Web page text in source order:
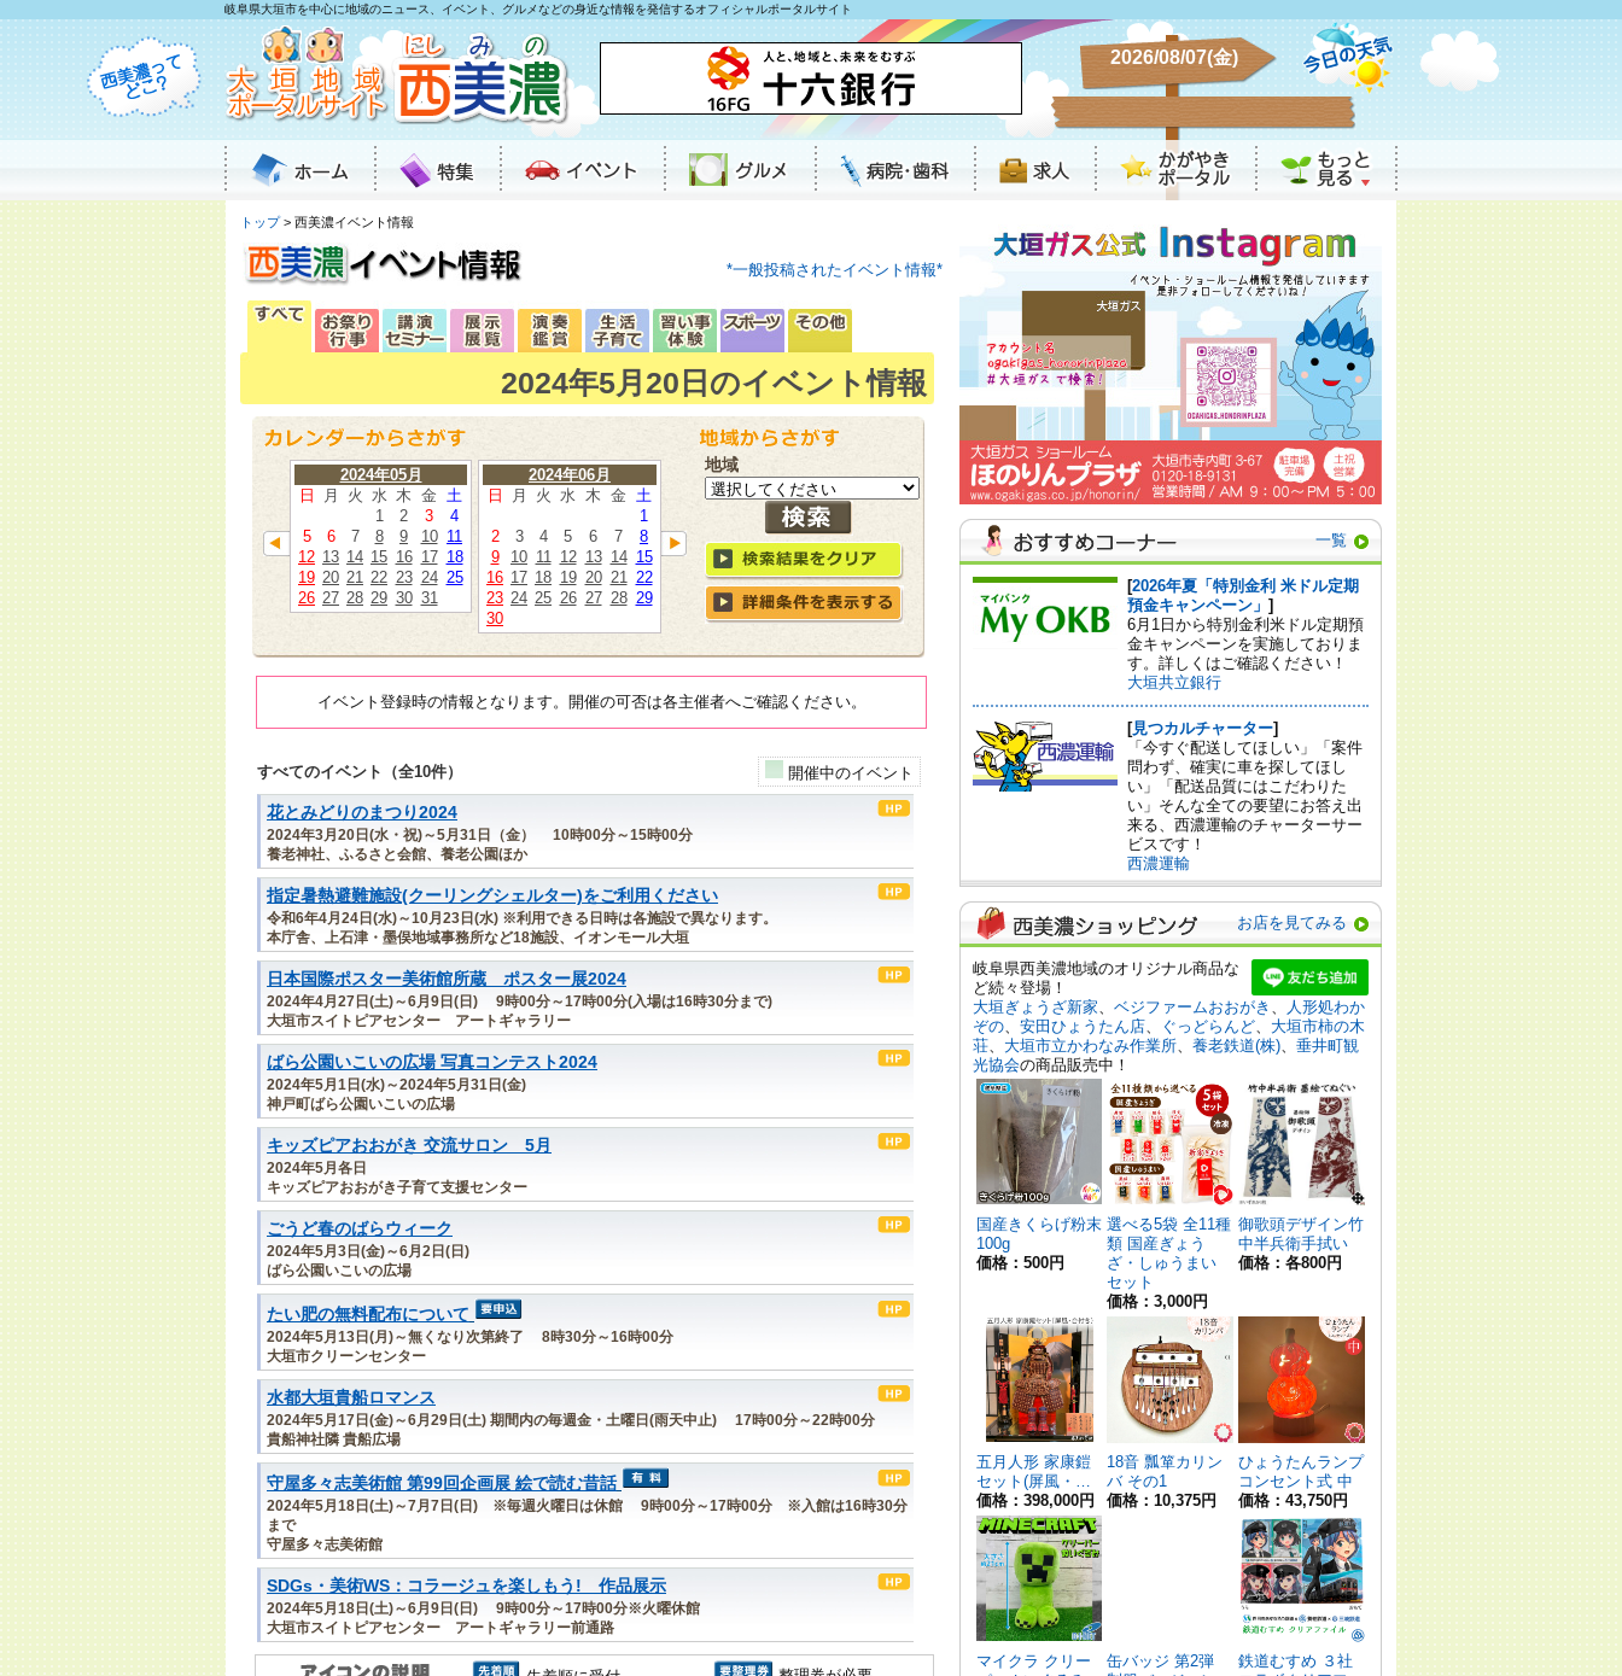
岐阜県大垣市を中心に地域のニュース、イベント、グルメなどの身近な情報を発信するオフィシャルポータルサイト
2026/08/07(金)
トップ> 西美濃イベント情報
*一般投稿されたイベント情報*
2024年5月20日のイベント情報
2024年05月
日
月 火 水 木 金 土
1
2 3
4
5
6 7 8 9 10 11
12 13 14 15 16 17 18
19 20 21 22 23 24 25
26 27 28 29 30 31
2024年06月
日
月 火 水 木 金 土
1
2
3 4 5 6 7
8
9
10 11 12 13 14 15
16 17 18 19 20 21 22
23 24 25 26 27 28 29
30
地域
イベント登録時の情報となります。開催の可否は各主催者へご確認ください。
すべてのイベント（全10件） 開催中のイベント
花とみどりのまつり2024
2024年3月20日(水・祝)～5月31日（金） 10時00分～15時00分
養老神社、ふるさと会館、養老公園ほか
指定暑熱避難施設(クーリングシェルター)をご利用ください
令和6年4月24日(水)～10月23日(水) ※利用できる日時は各施設で異なります。
本庁舎、上石津・墨俣地域事務所など18施設、イオンモール大垣
日本国際ポスター美術館所蔵 ポスター展2024
2024年4月27日(土)～6月9日(日) 9時00分～17時00分(入場は16時30分まで)
大垣市スイトピアセンター アートギャラリー
ばら公園いこいの広場 写真コンテスト2024
2024年5月1日(水)～2024年5月31日(金)
神戸町ばら公園いこいの広場
キッズピアおおがき 交流サロン 5月
2024年5月各日
キッズピアおおがき子育て支援センター
ごうど春のばらウィーク
2024年5月3日(金)～6月2日(日)
ばら公園いこいの広場
たい肥の無料配布について
2024年5月13日(月)～無くなり次第終了 8時30分～16時00分
大垣市クリーンセンター
水都大垣貴船ロマンス
2024年5月17日(金)～6月29日(土) 期間内の毎週金・土曜日(雨天中止) 17時00分～22時00分
貴船神社隣 貴船広場
守屋多々志美術館 第99回企画展 絵で読む昔話
2024年5月18日(土)～7月7日(日) ※毎週火曜日は休館 9時00分～17時00分 ※入館は16時30分
まで
守屋多々志美術館
SDGs・美術WS：コラージュを楽しもう! 作品展示
2024年5月18日(土)～6月9日(日) 9時00分～17時00分※火曜休館
大垣市スイトピアセンター アートギャラリー前通路